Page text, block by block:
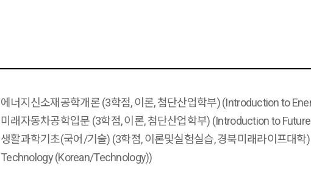
에너지신소재공학개론 (3학점, 이론, 첨단산업학부) (Introduction to
미래자동차공학입문 (3학점, 이론, 첨단산업학부) (Introduction to
생활과학기초(국어/기술) (3학점, 이론및실험실습, 경북미래라이프대
Technology (Korean/Technology))